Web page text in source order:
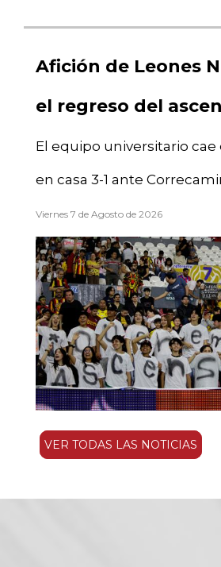
Afición de Leones
el regreso del
El equipo universitario
en casa 3-1 ante
Viernes 7 de Agosto de 2026
VER TODAS LAS NOTICIAS